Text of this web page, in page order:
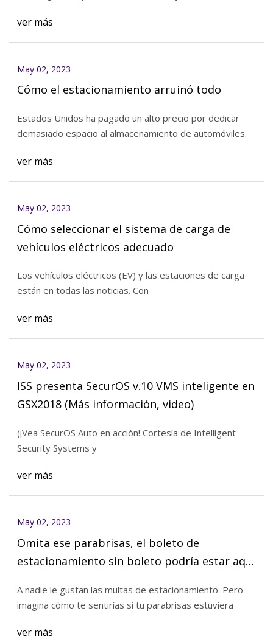
ver más
May 02, 2023
Cómo el estacionamiento arruinó todo
Estados Unidos ha pagado un alto precio por dedicar
demasiado espacio al almacenamiento de automóviles.
ver más
May 02, 2023
Cómo seleccionar el sistema de carga de
vehículos eléctricos adecuado
Los vehículos eléctricos (EV) y las estaciones de carga
están en todas las noticias. Con
ver más
May 02, 2023
ISS presenta SecurOS v.10 VMS inteligente en
GSX2018 (Más información, video)
(¡Vea SecurOS Auto en acción! Cortesía de Intelligent
Security Systems y
ver más
May 02, 2023
Omita ese parabrisas, el boleto de
estacionamiento sin boleto podría estar aquí
A nadie le gustan las multas de estacionamiento. Pero
imagina cómo te sentirías si tu parabrisas estuviera
ver más